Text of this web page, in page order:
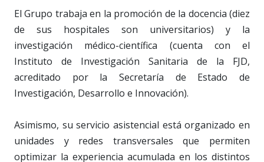
El Grupo trabaja en la promoción de la docencia (diez
de sus hospitales son universitarios) y la
investigación médico-científica (cuenta con el
Instituto de Investigación Sanitaria de la FJD,
acreditado por la Secretaría de Estado de
Investigación, Desarrollo e Innovación).
Asimismo, su servicio asistencial está organizado en
unidades y redes transversales que permiten
optimizar la experiencia acumulada en los distintos